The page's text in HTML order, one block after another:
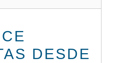
DESDE